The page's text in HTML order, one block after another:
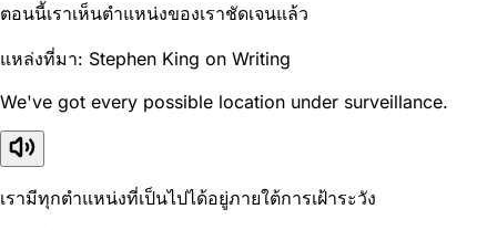
ตอนนี้เราเห็นตำแหน่งของเราชัดเจนแล้ว
แหล่งที่มา: Stephen King on Writing
We've got every possible location under surveillance.
เรามีทุกตำแหน่งที่เป็นไปได้อยู่ภายใต้การเฝ้าระวัง